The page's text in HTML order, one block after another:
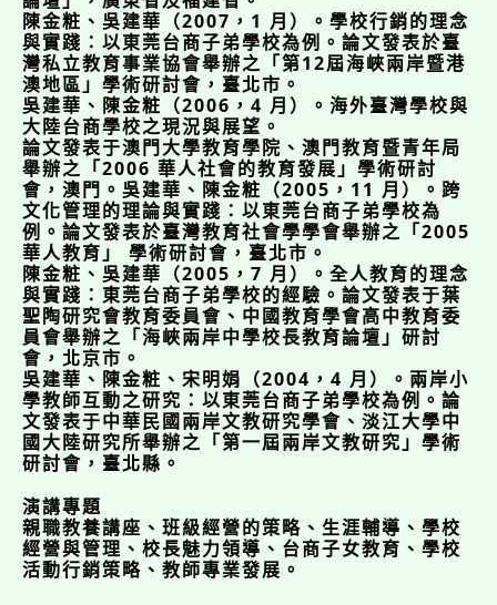
陳金粧、吳建華（2007，1 月）。學校行銷的理念
與實踐：以東莞台商子弟學校為例。論文發表於臺
灣私立教育事業協會舉辦之「第12屆海峽兩岸暨港
澳地區」學術研討會，臺北市。
吳建華、陳金粧（2006，4 月）。海外臺灣學校與
大陸台商學校之現況與展望。
論文發表于澳門大學教育學院、澳門教育暨青年局
舉辦之「2006 華人社會的教育發展」學術研討
會，澳門。吳建華、陳金粧（2005，11 月）。跨
文化管理的理論與實踐：以東莞台商子弟學校為
例。論文發表於臺灣教育社會學學會舉辦之「2005
華人教育」 學術研討會，臺北市。
陳金粧、吳建華（2005，7 月）。全人教育的理念
與實踐：東莞台商子弟學校的經驗。論文發表于葉
聖陶研究會教育委員會、中國教育學會高中教育委
員會舉辦之「海峽兩岸中學校長教育論壇」研討
會，北京市。
吳建華、陳金粧、宋明娟（2004，4 月）。兩岸小
學教師互動之研究：以東莞台商子弟學校為例。論
文發表于中華民國兩岸文教研究學會、淡江大學中
國大陸研究所舉辦之「第一屆兩岸文教研究」學術
研討會，臺北縣。
演講專題
親職教養講座、班級經營的策略、生涯輔導、學校
經營與管理、校長魅力領導、台商子女教育、學校
活動行銷策略、教師專業發展。